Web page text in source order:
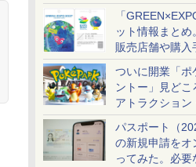
め
「
ット情報まと
販売店舗や購入
ケットも解説
ついに開業「ポ
ントー」見どこ
アトラクション
配・来場前に必
パスポート（
の新規申請をオ
ってみた。必要